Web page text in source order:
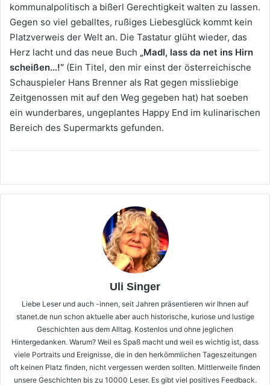
kommunalpolitisch a bißerl Gerechtigkeit walten zu lassen.
Gegen so viel geballtes, rußiges Liebesglück kommt kein
Platzverweis der Welt an. Die Tastatur glüht wieder, das
Herz lacht und das neue Buch „Madl, lass da net ins Hirn
scheißen…!“ (Ein Titel, den mir einst der österreichische
Schauspieler Hans Brenner als Rat gegen missliebige
Zeitgenossen mit auf den Weg gegeben hat) hat soeben
ein wunderbares, ungeplantes Happy End im kulinarischen
Bereich des Supermarkts gefunden.
Uli Singer
Liebe Leser und auch -innen, seit Jahren präsentieren wir Ihnen auf
stanet.de nun schon aktuelle aber auch historische, kuriose und lustige
Geschichten aus dem Alltag. Kostenlos und ohne jeglichen
Hintergedanken. Warum? Weil es Spaß macht und weil es wichtig ist, dass
viele Portraits und Ereignisse, die in den herkömmlichen Tageszeitungen
oft keinen Platz finden, nicht vergessen werden sollten. Mittlerweile finden
unsere Geschichten bis zu 10000 Leser. Es gibt viel positives Feedback.